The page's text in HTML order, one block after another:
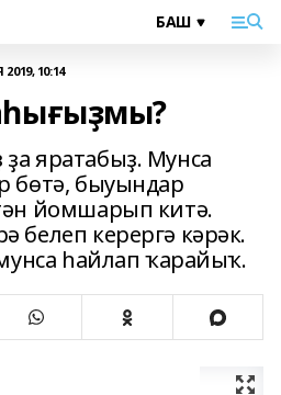
10:14
яратабыҙ. Мунса
бөтә, быуындар
йомшарып китә.
белеп керергә кәрәк.
һайлап ҡарайыҡ.